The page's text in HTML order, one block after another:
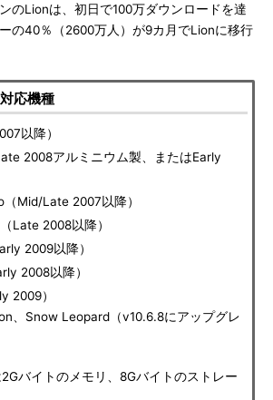
のLionは、初日で100万ダウンロードを達
の40％（2600万人）が9カ月でLionに移行
応機種
以降）
2008アルミニウム製、またはEarly
Mid/Late 2007以降）
Late 2008以降）
2009以降）
2008以降）
2009）
、Snow Leopard（v10.6.8にアップグレ
バイトのメモリ、8Gバイトのストレー